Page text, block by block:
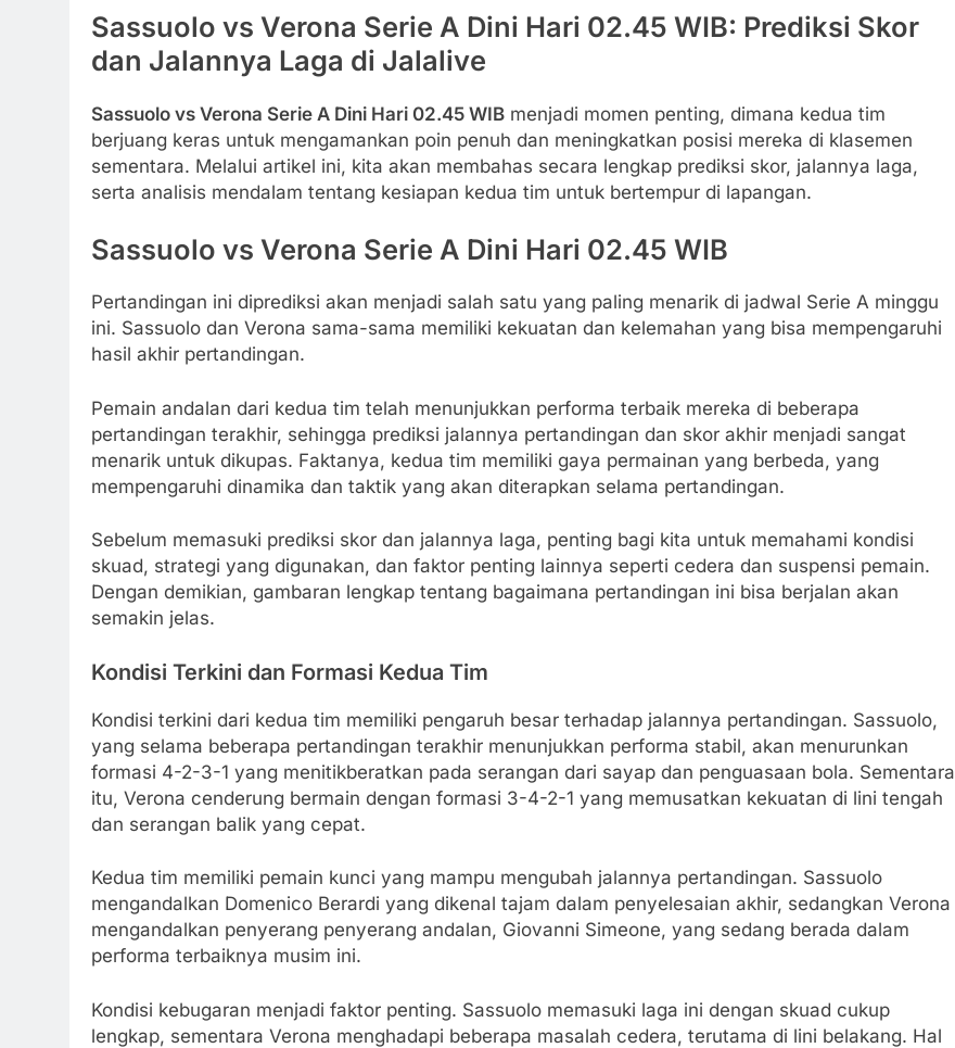
Sassuolo vs Verona Serie A Dini Hari 02.45 WIB: Prediksi Skor
dan Jalannya Laga di Jalalive
Sassuolo vs Verona Serie A Dini Hari 02.45 WIB menjadi momen penting, dimana kedua tim
berjuang keras untuk mengamankan poin penuh dan meningkatkan posisi mereka di klasemen
sementara. Melalui artikel ini, kita akan membahas secara lengkap prediksi skor, jalannya laga,
serta analisis mendalam tentang kesiapan kedua tim untuk bertempur di lapangan.
Sassuolo vs Verona Serie A Dini Hari 02.45 WIB
Pertandingan ini diprediksi akan menjadi salah satu yang paling menarik di jadwal Serie A minggu
ini. Sassuolo dan Verona sama-sama memiliki kekuatan dan kelemahan yang bisa mempengaruhi
hasil akhir pertandingan.
Pemain andalan dari kedua tim telah menunjukkan performa terbaik mereka di beberapa
pertandingan terakhir, sehingga prediksi jalannya pertandingan dan skor akhir menjadi sangat
menarik untuk dikupas. Faktanya, kedua tim memiliki gaya permainan yang berbeda, yang
mempengaruhi dinamika dan taktik yang akan diterapkan selama pertandingan.
Sebelum memasuki prediksi skor dan jalannya laga, penting bagi kita untuk memahami kondisi
skuad, strategi yang digunakan, dan faktor penting lainnya seperti cedera dan suspensi pemain.
Dengan demikian, gambaran lengkap tentang bagaimana pertandingan ini bisa berjalan akan
semakin jelas.
Kondisi Terkini dan Formasi Kedua Tim
Kondisi terkini dari kedua tim memiliki pengaruh besar terhadap jalannya pertandingan. Sassuolo,
yang selama beberapa pertandingan terakhir menunjukkan performa stabil, akan menurunkan
formasi 4-2-3-1 yang menitikberatkan pada serangan dari sayap dan penguasaan bola. Sementara
itu, Verona cenderung bermain dengan formasi 3-4-2-1 yang memusatkan kekuatan di lini tengah
dan serangan balik yang cepat.
Kedua tim memiliki pemain kunci yang mampu mengubah jalannya pertandingan. Sassuolo
mengandalkan Domenico Berardi yang dikenal tajam dalam penyelesaian akhir, sedangkan Verona
mengandalkan penyerang penyerang andalan, Giovanni Simeone, yang sedang berada dalam
performa terbaiknya musim ini.
Kondisi kebugaran menjadi faktor penting. Sassuolo memasuki laga ini dengan skuad cukup
lengkap, sementara Verona menghadapi beberapa masalah cedera, terutama di lini belakang. Hal